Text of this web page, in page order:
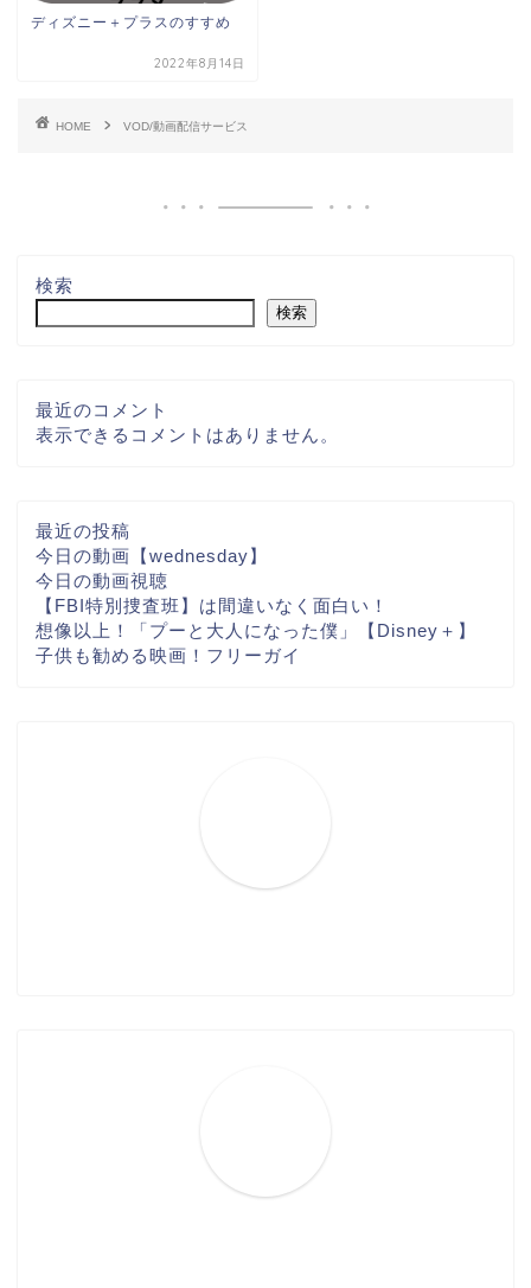
ディズニー＋プラスのすすめ
2022年8月14日
HOME VOD/動画配信サービス
検索
検索
最近のコメント
表示できるコメントはありません。
最近の投稿
今日の動画【wednesday】
今日の動画視聴
【FBI特別捜査班】は間違いなく面白い！
想像以上！「プーと大人になった僕」【Disney＋】
子供も勧める映画！フリーガイ